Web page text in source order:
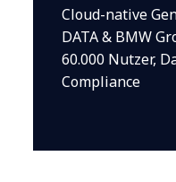
Cloud-native
DATA & BMW
60.000 Nutzer,
Compliance